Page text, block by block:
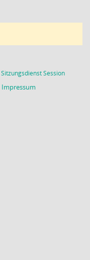
SitzungsdienstSession(Wird in
Impressum